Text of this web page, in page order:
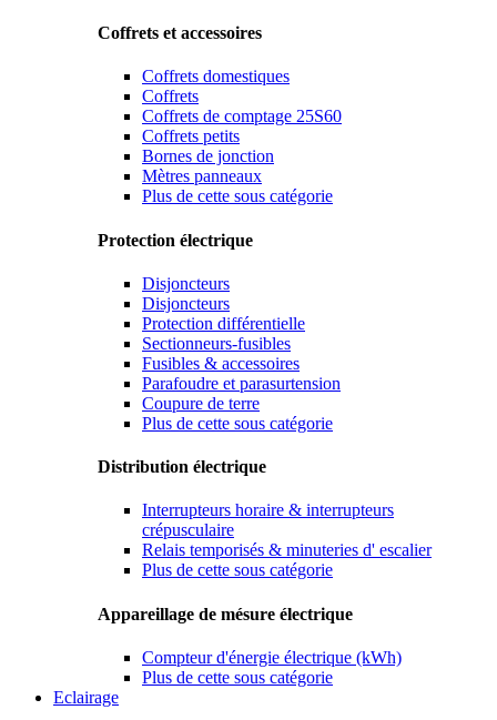
Coffrets et accessoires
Coffrets domestiques
Coffrets
Coffrets de comptage 25S60
Coffrets petits
Bornes de jonction
Mètres panneaux
Plus de cette sous catégorie
Protection électrique
Disjoncteurs
Disjoncteurs
Protection différentielle
Sectionneurs-fusibles
Fusibles & accessoires
Parafoudre et parasurtension
Coupure de terre
Plus de cette sous catégorie
Distribution électrique
Interrupteurs horaire & interrupteurs
crépusculaire
Relais temporisés & minuteries d' escalier
Plus de cette sous catégorie
Appareillage de mésure électrique
Compteur d'énergie électrique (kWh)
Plus de cette sous catégorie
Eclairage